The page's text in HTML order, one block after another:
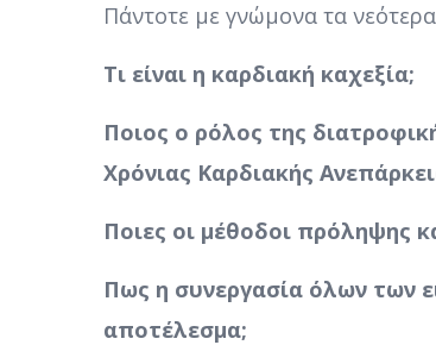
Πάντοτε με γνώμονα τα
Τι είναι η καρδιακή καχεξία;
Ποιος ο ρόλος της
Χρόνιας Καρδιακής
Ποιες οι μέθοδοι πρόληψης
Πως η συνεργασία όλων των
αποτέλεσμα;